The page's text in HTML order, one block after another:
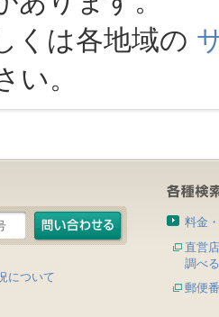
くは各地域の
い。
について
料金
直営
調べる
郵便